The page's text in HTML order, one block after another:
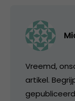
Vreemd,
artikel.